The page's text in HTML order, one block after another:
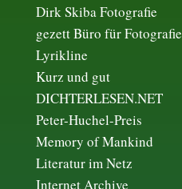
Dirk Skiba Fotografie
gezett Büro für Fotografie
Lyrikline
Kurz und gut
DICHTERLESEN.NET
Peter-Huchel-Preis
Memory of Mankind
Literatur im Netz
Internet Archive